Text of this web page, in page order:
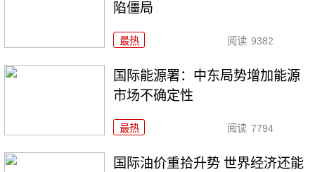
陷僵局
最热 阅读 9382
国际能源署：中东局势增加能源
市场不确定性
最热 阅读 7794
国际油价重拾升势 世界经济还能